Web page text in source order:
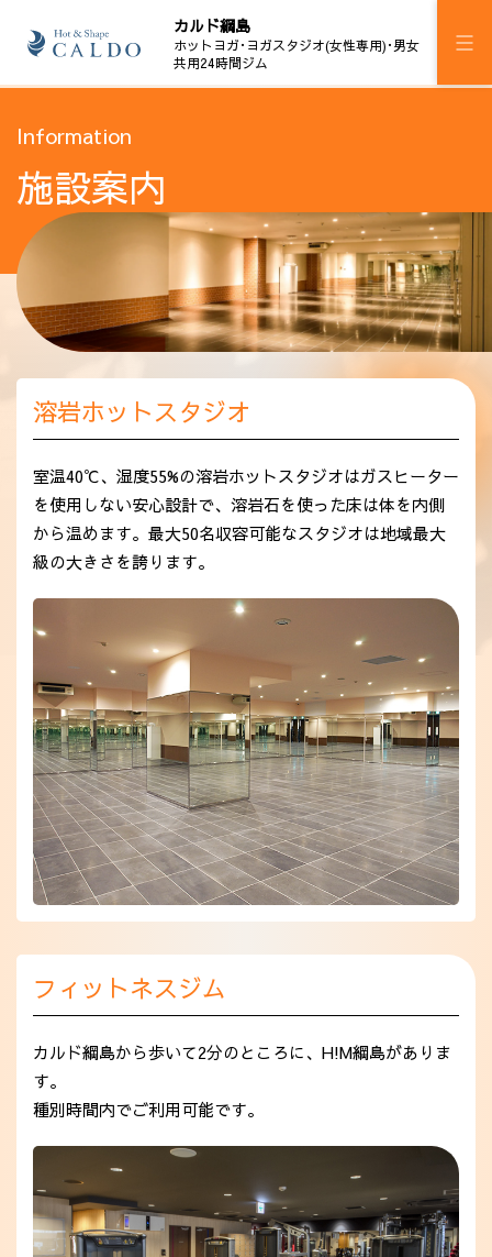
カルド綱島
ホットヨガ･ヨガスタジオ(女性専用)･男女
共用24時間ジム
施設案内
プログラム
スケジュール
24時間ジム H!M綱島
加圧ボディメイキング
ウェルチケ
法人会員
アクセス
Information
施設案内
溶岩ホットスタジオ
室温40℃、湿度55%の溶岩ホットスタジオはガスヒーター
を使用しない安心設計で、溶岩石を使った床は体を内側
から温めます。最大50名収容可能なスタジオは地域最大
級の大きさを誇ります。
フィットネスジム
カルド綱島から歩いて2分のところに、H!M綱島がありま
す。
種別時間内でご利用可能です。